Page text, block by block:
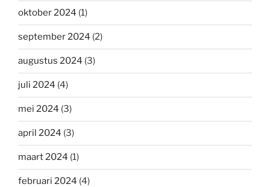
oktober 2024 (1)
september 2024 (2)
augustus 2024 (3)
juli 2024 (4)
mei 2024 (3)
april 2024 (3)
maart 2024 (1)
februari 2024 (4)